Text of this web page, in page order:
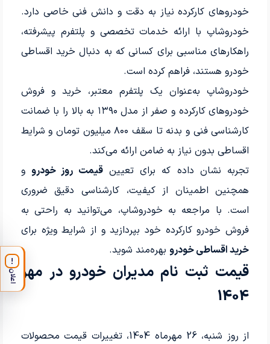
خودروهای کارکرده نیاز به دقت و دانش فنی خاصی دارد.
خودروشاپ با ارائه خدمات تخصصی و پلتفرم پیشرفته،
راهکارهای مناسبی برای کسانی که به دنبال خرید اقساطی
خودرو هستند، فراهم کرده است.
خودروشاپ به‌عنوان یک پلتفرم معتبر، خرید و فروش
خودروهای کارکرده و صفر از مدل ۱۳۹۰ به بالا را با ضمانت
کارشناسی فنی و بدنه تا سقف ۸۰۰ میلیون تومان و شرایط
اقساطی بدون نیاز به ضامن ارائه می‌کند.
تجربه نشان داده که برای تعیینقیمت روز خودروو
همچنین اطمینان از کیفیت، کارشناسی دقیق ضروری
است. با مراجعه به خودروشاپ، می‌توانید به راحتی به
فروش خودرو کارکرده خود بپردازید و از شرایط ویژه برای
خرید اقساطی خودروبهره‌مند شوید.
قیمت ثبت نام مدیران خودرو در مهر
1404
از روز شنبه، 26 مهرماه 1404، تغییرات قیمت محصولات
!
اعلان